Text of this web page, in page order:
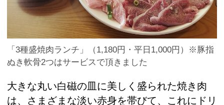
「3種盛焼肉ランチ」（1,180円・平日1,000円）※豚指
ぬき軟骨2つはサービスで頂きました
大きな丸い白磁の皿に美しく盛られた焼き肉
は、さまざまな淡い赤身を帯びて、これにドリ